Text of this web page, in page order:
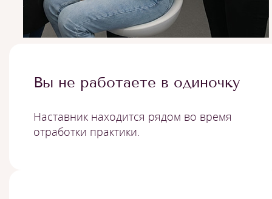
Вы не работаете в одиночку
Наставник находится рядом во время
отработки практики.